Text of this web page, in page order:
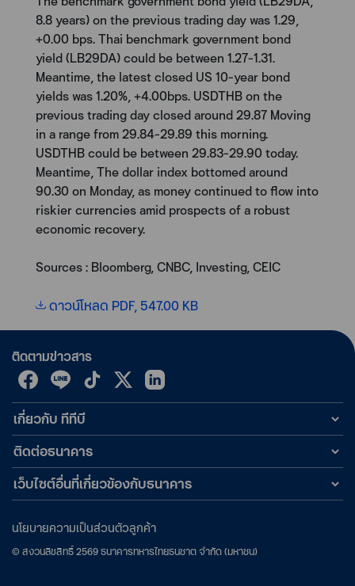
8.8 years) on the previous trading day was 1.29,
+0.00 bps. Thai benchmark government bond
yield (LB29DA) could be between 1.27-1.31.
Meantime, the latest closed US 10-year bond
yields was 1.20%, +4.00bps. USDTHB on the
previous trading day closed around 29.87 Moving
in a range from 29.84-29.89 this morning.
USDTHB could be between 29.83-29.90 today.
Meantime, The dollar index bottomed around
90.30 on Monday, as money continued to flow into
riskier currencies amid prospects of a robust
economic recovery.
Sources : Bloomberg, CNBC, Investing, CEIC
ดาวน์โหลด PDF, 547.00 KB
ติดตามข่าวสาร
เกี่ยวกับ ทีทีบี
ติดต่อธนาคาร
เว็บไซต์อื่นที่เกี่ยวข้องกับธนาคาร
© สงวนลิขสิทธิ์2569ธนาคารทหารไทยธนชาต จำกัด (มหาชน)
นโยบายความเป็นส่วนตัวลูกค้า